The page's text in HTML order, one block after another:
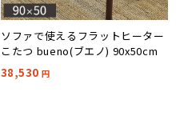
ソファで使えるフラットヒーター
こたつ bueno(ブエノ) 90x50cm
38,530 円